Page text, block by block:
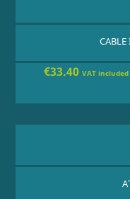
€33.40 VAT included